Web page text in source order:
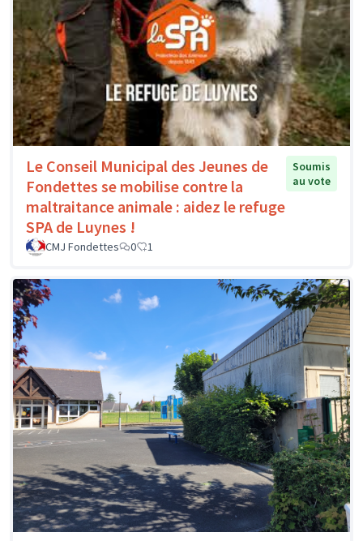
Le Conseil Municipal des Jeunes de
Fondettes se mobilise contre la
maltraitance animale : aidez le refuge
SPA de Luynes !
Soumis
au vote
CMJ Fondettes 0 1